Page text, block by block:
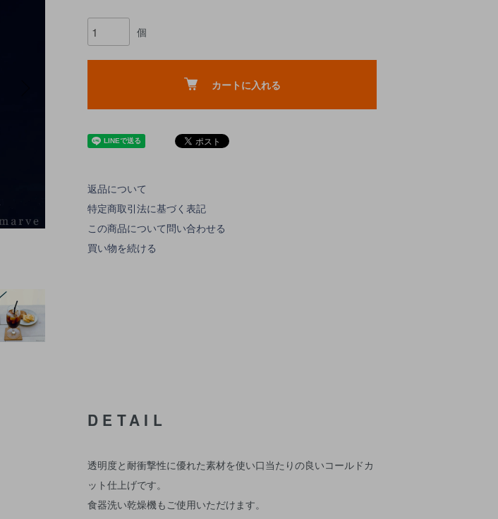
個
カートに入れる
返品について
特定商取引法に基づく表記
この商品について問い合わせる
買い物を続ける
DETAIL
透明度と耐衝撃性に優れた素材を使い口当たりの良いコールドカ
ット仕上げです。
食器洗い乾燥機もご使用いただけます。